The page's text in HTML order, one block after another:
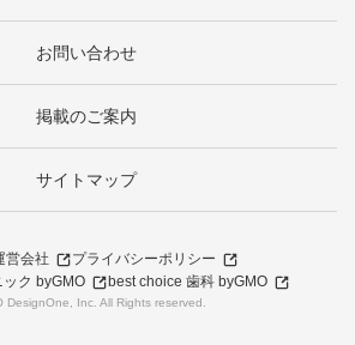
お問い合わせ
掲載のご案内
サイトマップ
営会社
プライバシーポリシー
ク byGMO
best choice 歯科 byGMO
DesignOne, Inc. All Rights reserved.